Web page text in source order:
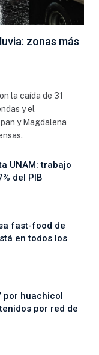
zonas más
la caída de 31
y el
y Magdalena
UNAM: trabajo
del PIB
fast-food de
en todos los
por huachicol
por red de